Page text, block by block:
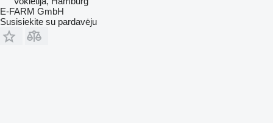
E-FARM GmbH
Susisiekite su pardavėju